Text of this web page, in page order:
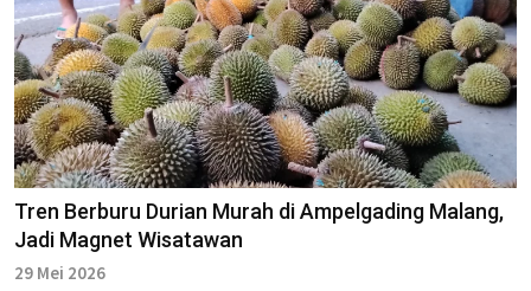
Tren Berburu Durian Murah di Ampelgading Malang,
Jadi Magnet Wisatawan
29 Mei 2026